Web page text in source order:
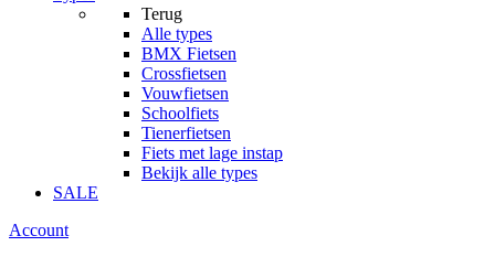
Terug
Alle types
BMX Fietsen
Crossfietsen
Vouwfietsen
Schoolfiets
Tienerfietsen
Fiets met lage instap
Bekijk alle types
SALE
Account